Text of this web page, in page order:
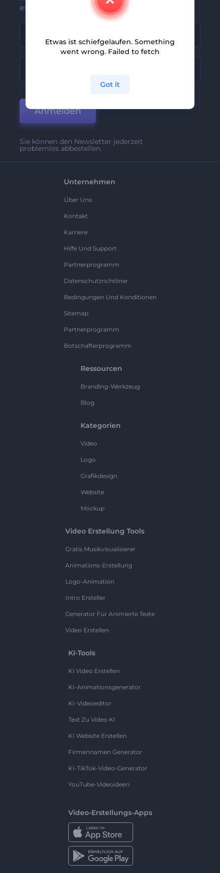
erhalten
Anmelden
Sie können den Newsletter jederzeit
problemlos abbestellen.
Unternehmen
Über Uns
Kontakt
Karriere
Hilfe Und Support
Partnerprogramm
Datenschutzrichtlinie
Bedingungen Und Konditionen
Sitemap
Partnerprogramm
Botschafterprogramm
Ressourcen
Branding-Werkzeug
Blog
Kategorien
Video
Logo
Grafikdesign
Website
Mockup
Video Erstellung Tools
Gratis Musikvisualisierer
Animations-Erstellung
Logo-Animation
Intro Ersteller
Generator Für Animierte Texte
Video Erstellen
KI-Tools
KI Video Erstellen
KI-Animationsgenerator
KI-Videoeditor
Text Zu Video KI
KI Website Erstellen
Firmennamen Generator
KI-TikTok-Video-Generator
YouTube-Videoideen
Video-Erstellungs-Apps
Etwas ist schiefgelaufen. Something
went wrong. Failed to fetch
Got it